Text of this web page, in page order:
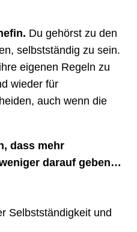
Du gehörst zu den
selbstständig zu sein.
eigenen Regeln zu
wieder für
auch wenn die
dass mehr
darauf geben…
Selbstständigkeit und